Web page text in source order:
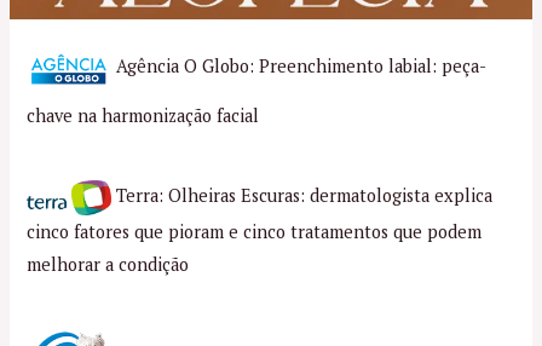
Agência O Globo: Preenchimento labial: peça-
chave na harmonização facial
Terra: Olheiras Escuras: dermatologista explica
cinco fatores que pioram e cinco tratamentos que podem
melhorar a condição